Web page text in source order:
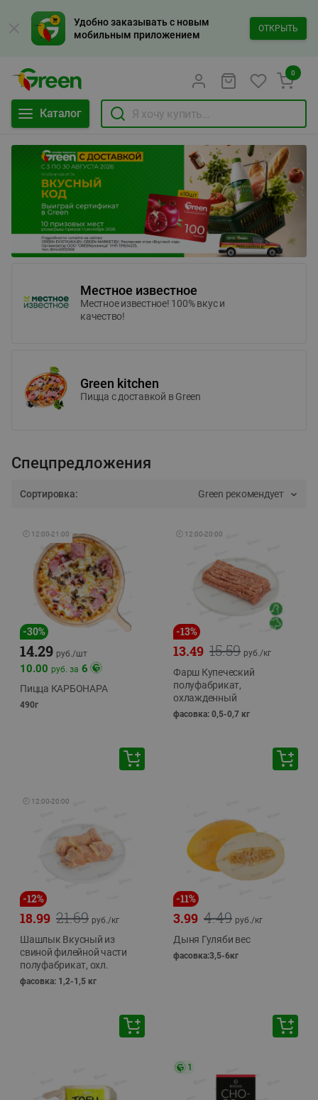
Удобно заказывать с новым
мобильным приложением
ОТКРЫТЬ
Каталог
0
Местное известное
Местное известное! 100% вкус и
качество!
Green kitchen
Пицца c доставкой в Green
Спецпредложения
Сортировка: Green рекомендует
🕘 12:00-21:00
-30%
14.29 руб./шт
10.00 руб. за 6
Пицца КАРБОНАРА
490г
🕘 12:00-20:00
-13%
15.59
13.49 руб./кг
Фарш Купеческий
полуфабрикат,
охлажденный
фасовка: 0,5-0,7 кг
🕘 12:00-20:00
-12%
21.69
18.99 руб./кг
Шашлык Вкусный из
свиной филейной части
полуфабрикат, охл.
фасовка: 1,2-1,5 кг
-11%
4.49
3.99 руб./кг
Дыня Гуляби вес
фасовка:3,5-6кг
1